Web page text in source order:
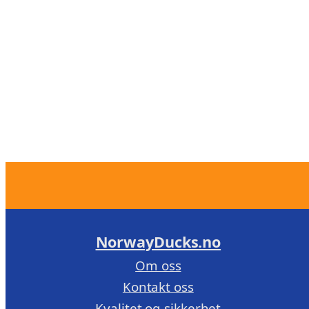
NorwayDucks.no
Om oss
Kontakt oss